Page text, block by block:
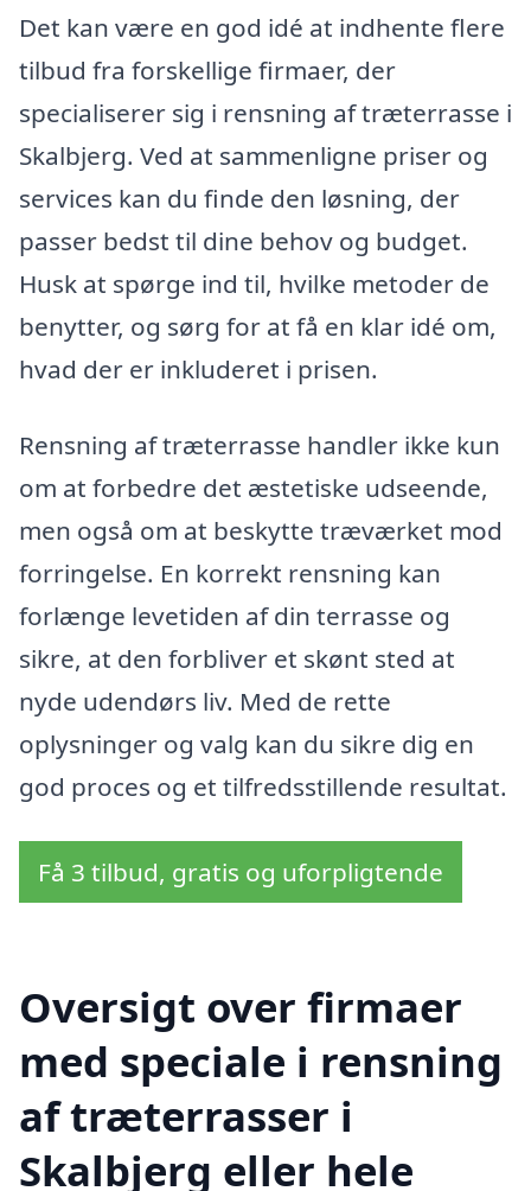
Det kan være en god idé at indhente flere
tilbud fra forskellige firmaer, der
specialiserer sig i rensning af træterrasse i
Skalbjerg. Ved at sammenligne priser og
services kan du finde den løsning, der
passer bedst til dine behov og budget.
Husk at spørge ind til, hvilke metoder de
benytter, og sørg for at få en klar idé om,
hvad der er inkluderet i prisen.
Rensning af træterrasse handler ikke kun
om at forbedre det æstetiske udseende,
men også om at beskytte træværket mod
forringelse. En korrekt rensning kan
forlænge levetiden af din terrasse og
sikre, at den forbliver et skønt sted at
nyde udendørs liv. Med de rette
oplysninger og valg kan du sikre dig en
god proces og et tilfredsstillende resultat.
Få 3 tilbud, gratis og uforpligtende
Oversigt over firmaer
med speciale i rensning
af træterrasser i
Skalbjerg eller hele